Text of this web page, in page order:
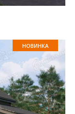
НОВИНКА